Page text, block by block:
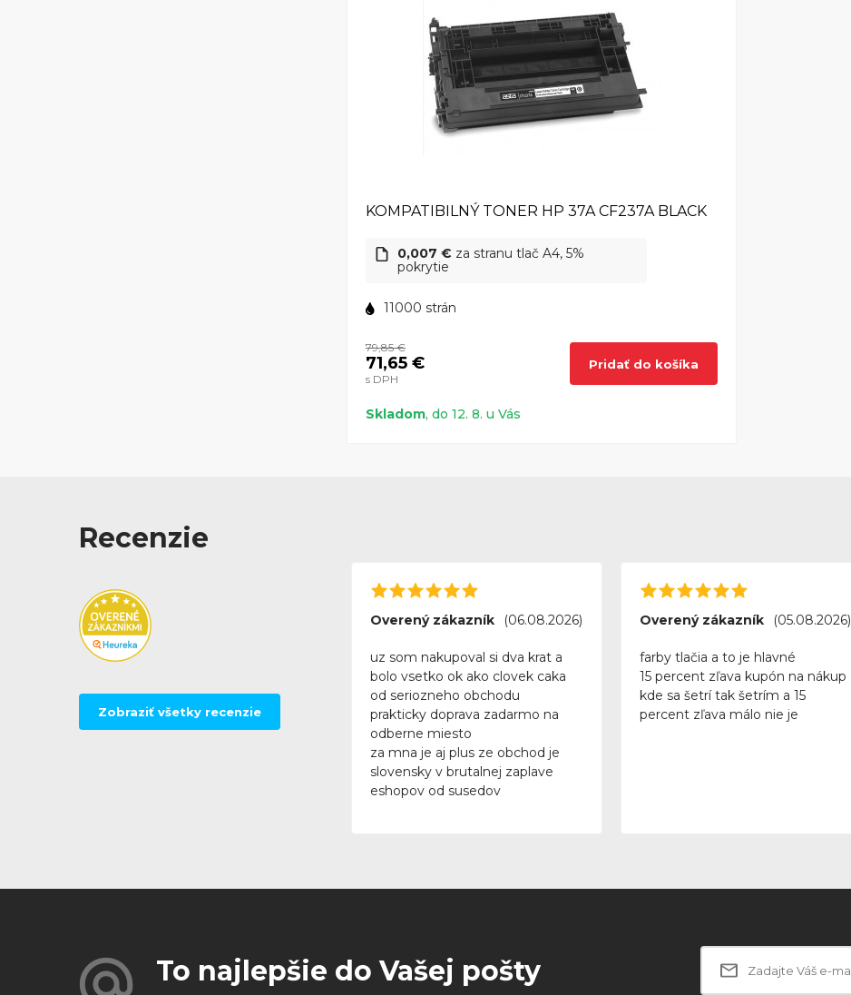
KOMPATIBILNÝ TONER HP 37A CF237A BLACK
0,007 € za stranu tlač A4, 5%
pokrytie
11000 strán
79,85 €
71,65 €
s DPH
Pridať do košíka
Skladom, do 12. 8. u Vás
Recenzie
Zobraziť všetky recenzie
Overený zákazník (06.08.2026)
uz som nakupoval si dva krat a
bolo vsetko ok ako clovek caka
od seriozneho obchodu
prakticky doprava zadarmo na
odberne miesto
za mna je aj plus ze obchod je
slovensky v brutalnej zaplave
eshopov od susedov
Overený zákazník (05.08.2026)
farby tlačia a to je hlavné
15 percent zľava kupón na nákup
kde sa šetrí tak šetrím a 15
percent zľava málo nie je
To najlepšie do Vašej pošty